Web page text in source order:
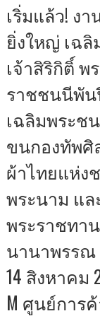
เริ่มแล้ว! ง
ยิ่งใหญ่ เฉลิ
เจ้าสิริกิติ์ พ
ราชชนนีพัน
เฉลิมพระช
ขนกองทัพศิ
ผ้าไทยแห่ง
พระนาม แ
พระราชทา
นานาพรรณ
14 สิงหาคม
M ศูนย์การ